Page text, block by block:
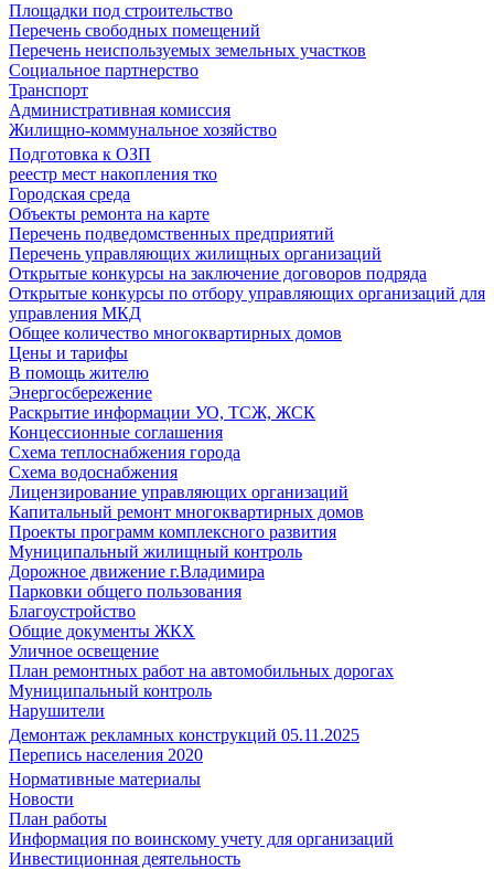
Площадки под строительство
Перечень свободных помещений
Перечень неиспользуемых земельных участков
Социальное партнерство
Транспорт
Административная комиссия
Жилищно-коммунальное хозяйство
Подготовка к ОЗП
реестр мест накопления тко
Городская среда
Объекты ремонта на карте
Перечень подведомственных предприятий
Перечень управляющих жилищных организаций
Открытые конкурсы на заключение договоров подряда
Открытые конкурсы по отбору управляющих организаций для
управления МКД
Общее количество многоквартирных домов
Цены и тарифы
В помощь жителю
Энергосбережение
Раскрытие информации УО, ТСЖ, ЖСК
Концессионные соглашения
Схема теплоснабжения города
Схема водоснабжения
Лицензирование управляющих организаций
Капитальный ремонт многоквартирных домов
Проекты программ комплексного развития
Муниципальный жилищный контроль
Дорожное движение г.Владимира
Парковки общего пользования
Благоустройство
Общие документы ЖКХ
Уличное освещение
План ремонтных работ на автомобильных дорогах
Муниципальный контроль
Нарушители
Демонтаж рекламных конструкций 05.11.2025
Перепись населения 2020
Нормативные материалы
Новости
План работы
Информация по воинскому учету для организаций
Инвестиционная деятельность